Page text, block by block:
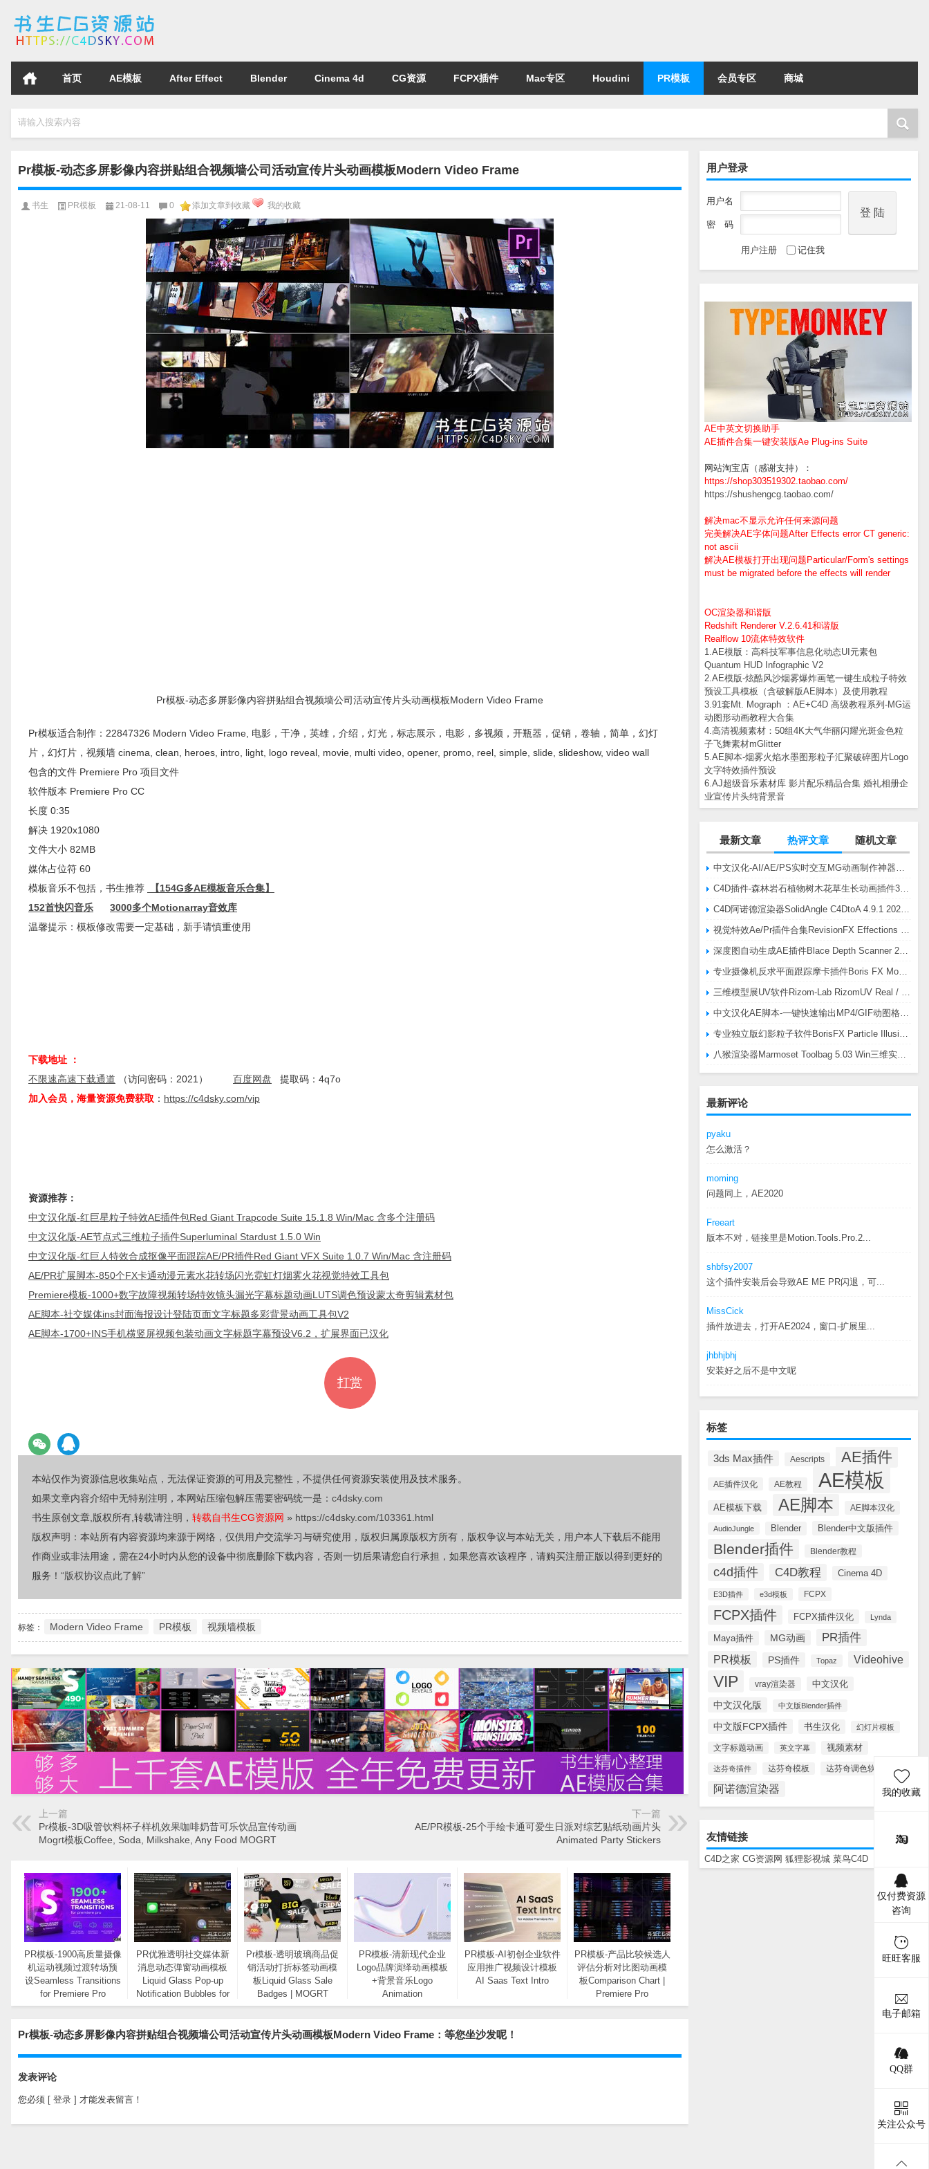
首页 AE模板 After Effect Blender Cinema 4d CG资源 FCPX插件 Mac专区 Houdini PR模板 会员专区 商城
请输入搜索内容
用户登录
用户名
密 码
用户注册 记住我
AE中英文切换助手
AE插件合集一键安装版Ae Plug-ins Suite
网站淘宝店（感谢支持）：
https://shop303519302.taobao.com/
https://shushengcg.taobao.com/
解决mac不显示允许任何来源问题
完美解决AE字体问题After Effects error CT generic:
not ascii
解决AE模板打开出现问题Particular/Form's settings
must be migrated before the effects will render
OC渲染器和谐版
Redshift Renderer V.2.6.41和谐版
Realflow 10流体特效软件
1.AE模版：高科技军事信息化动态UI元素包
Quantum HUD Infographic V2
2.AE模版-炫酷风沙烟雾爆炸画笔一键生成粒子特效
预设工具模板（含破解版AE脚本）及使用教程
3.91套Mt. Mograph ：AE+C4D 高级教程系列-MG运
动图形动画教程大合集
4.高清视频素材：50组4K大气华丽闪耀光斑金色粒
子飞舞素材mGlitter
5.AE脚本-烟雾火焰水墨图形粒子汇聚破碎图片Logo
文字特效插件预设
6.AJ超级音乐素材库 影片配乐精品合集 婚礼相册企
业宣传片头纯背景音
最新文章 热评文章 随机文章
最新评论
pyaku
怎么激活？
moming
问题同上，AE2020
Freeart
版本不对，链接里是Motion.Tools.Pro.2...
shbfsy2007
这个插件安装后会导致AE ME PR闪退，可...
MissCick
插件放进去，打开AE2024，窗口-扩展里...
jhbhjbhj
安装好之后不是中文呢
标签
3ds Max插件 Aescripts AE插件
AE插件汉化 AE教程 AE模板
AE模板下载 AE脚本 AE脚本汉化
AudioJungle Blender Blender中文版插件
Blender插件 Blender教程
c4d插件 C4D教程 Cinema 4D
E3D插件 e3d模板 FCPX
FCPX插件 FCPX插件汉化 Lynda
Maya插件 MG动画 PR插件
PR模板 PS插件 Topaz Videohive
VIP vray渲染器 中文汉化
中文汉化版 中文版Blender插件
中文版FCPX插件 书生汉化 幻灯片模板
文字标题动画 英文字幕 视频素材
达芬奇插件 达芬奇模板 达芬奇调色软件
阿诺德渲染器
友情链接
C4D之家 CG资源网 狐狸影视城 菜鸟C4D
Pr模板-动态多屏影像内容拼贴组合视频墙公司活动宣传片头动画模板Modern Video Frame
书生 PR模板 21-08-11 0 添加文章到收藏 我的收藏
Pr模板-动态多屏影像内容拼贴组合视频墙公司活动宣传片头动画模板Modern Video Frame
Pr模板适合制作：22847326 Modern Video Frame, 电影，干净，英雄，介绍，灯光，标志展示，电影，多视频，开瓶器，促销，卷轴，简单，幻灯
片，幻灯片，视频墙 cinema, clean, heroes, intro, light, logo reveal, movie, multi video, opener, promo, reel, simple, slide, slideshow, video wall
包含的文件 Premiere Pro 项目文件
软件版本 Premiere Pro CC
长度 0:35
解决 1920x1080
文件大小 82MB
媒体占位符 60
模板音乐不包括，书生推荐
【154G多AE模板音乐合集】
152首快闪音乐
3000多个Motionarray音效库
温馨提示：模板修改需要一定基础，新手请慎重使用
下载地址 ：
不限速高速下载通道 （访问密码：2021） 百度网盘 提取码：4q7o
加入会员，海量资源免费获取 ： https://c4dsky.com/vip
资源推荐：
中文汉化版-红巨星粒子特效AE插件包Red Giant Trapcode Suite 15.1.8 Win/Mac 含多个注册码
中文汉化版-AE节点式三维粒子插件Superluminal Stardust 1.5.0 Win
中文汉化版-红巨人特效合成抠像平面跟踪AE/PR插件Red Giant VFX Suite 1.0.7 Win/Mac 含注册码
AE/PR扩展脚本-850个FX卡通动漫元素水花转场闪光霓虹灯烟雾火花视觉特效工具包
Premiere模板-1000+数字故障视频转场特效镜头漏光字幕标题动画LUTS调色预设蒙太奇剪辑素材包
AE脚本-社交媒体ins封面海报设计登陆页面文字标题多彩背景动画工具包V2
AE脚本-1700+INS手机横竖屏视频包装动画文字标题字幕预设V6.2，扩展界面已汉化
打赏
本站仅作为资源信息收集站点，无法保证资源的可用及完整性，不提供任何资源安装使用及技术服务。
如果文章内容介绍中无特别注明，本网站压缩包解压需要密码统一是： c4dsky.com
书生原创文章,版权所有,转载请注明， 转载自书生CG资源网 » https://c4dsky.com/103361.html
版权声明：本站所有内容资源均来源于网络，仅供用户交流学习与研究使用，版权归属原版权方所有，版权争议与本站无关，用户本人下载后不能用
作商业或非法用途，需在24小时内从您的设备中彻底删除下载内容，否则一切后果请您自行承担，如果您喜欢该程序，请购买注册正版以得到更好的
服务！ “版权协议点此了解”
标签： Modern Video Frame PR模板 视频墙模板
上一篇
Pr模板-3D吸管饮料杯子样机效果咖啡奶昔可乐饮品宣传动画
Mogrt模板Coffee, Soda, Milkshake, Any Food MOGRT
下一篇
AE/PR模板-25个手绘卡通可爱生日派对综艺贴纸动画片头
Animated Party Stickers
PR模板-1900高质量摄像
机运动视频过渡转场预
设Seamless Transitions
for Premiere Pro
videolancer
PR优雅透明社交媒体新
消息动态弹窗动画模板
Liquid Glass Pop-up
Notification Bubbles for
Social Media
Pr模板-透明玻璃商品促
销活动打折标签动画模
板Liquid Glass Sale
Badges | MOGRT
PR模板-清新现代企业
Logo品牌演绎动画模板
+背景音乐Logo
Animation
PR模板-AI初创企业软件
应用推广视频设计模板
AI Saas Text Intro
PR模板-产品比较候选人
评估分析对比图动画模
板Comparison Chart |
Premiere Pro
Pr模板-动态多屏影像内容拼贴组合视频墙公司活动宣传片头动画模板Modern Video Frame：等您坐沙发呢！
发表评论
您必须 [ 登录 ] 才能发表留言！
我的收藏
仅付费资源
咨询
旺旺客服
电子邮箱
QQ群
关注公众号